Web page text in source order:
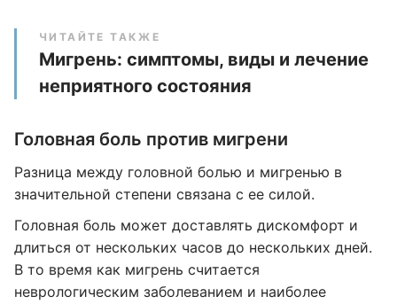
ЧИТАЙТЕ ТАКЖЕ
Мигрень: симптомы, виды и лечение
неприятного состояния
Головная боль против мигрени
Разница между головной болью и мигренью в
значительной степени связана с ее силой.
Головная боль может доставлять дискомфорт и
длиться от нескольких часов до нескольких дней.
В то время как мигрень считается
неврологическим заболеванием и наиболее